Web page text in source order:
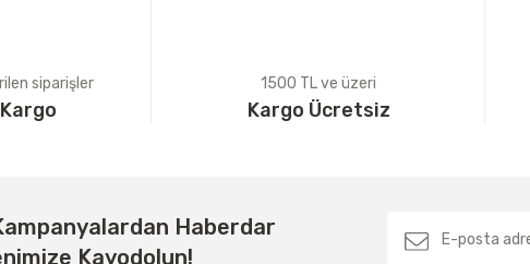
siparişler 1500 TL ve üzeri
Kargo Ücretsiz
Haberdar
Kayodolun!